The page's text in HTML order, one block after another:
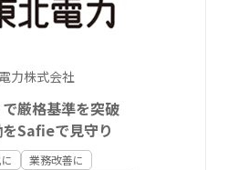
力株式会社
厳格基準を突破
Safieで見守り
業務改善に